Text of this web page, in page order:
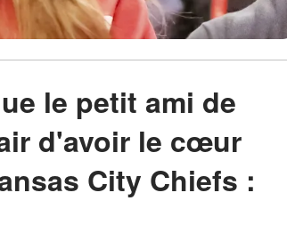
le petit ami de
d'avoir le cœur
City Chiefs :